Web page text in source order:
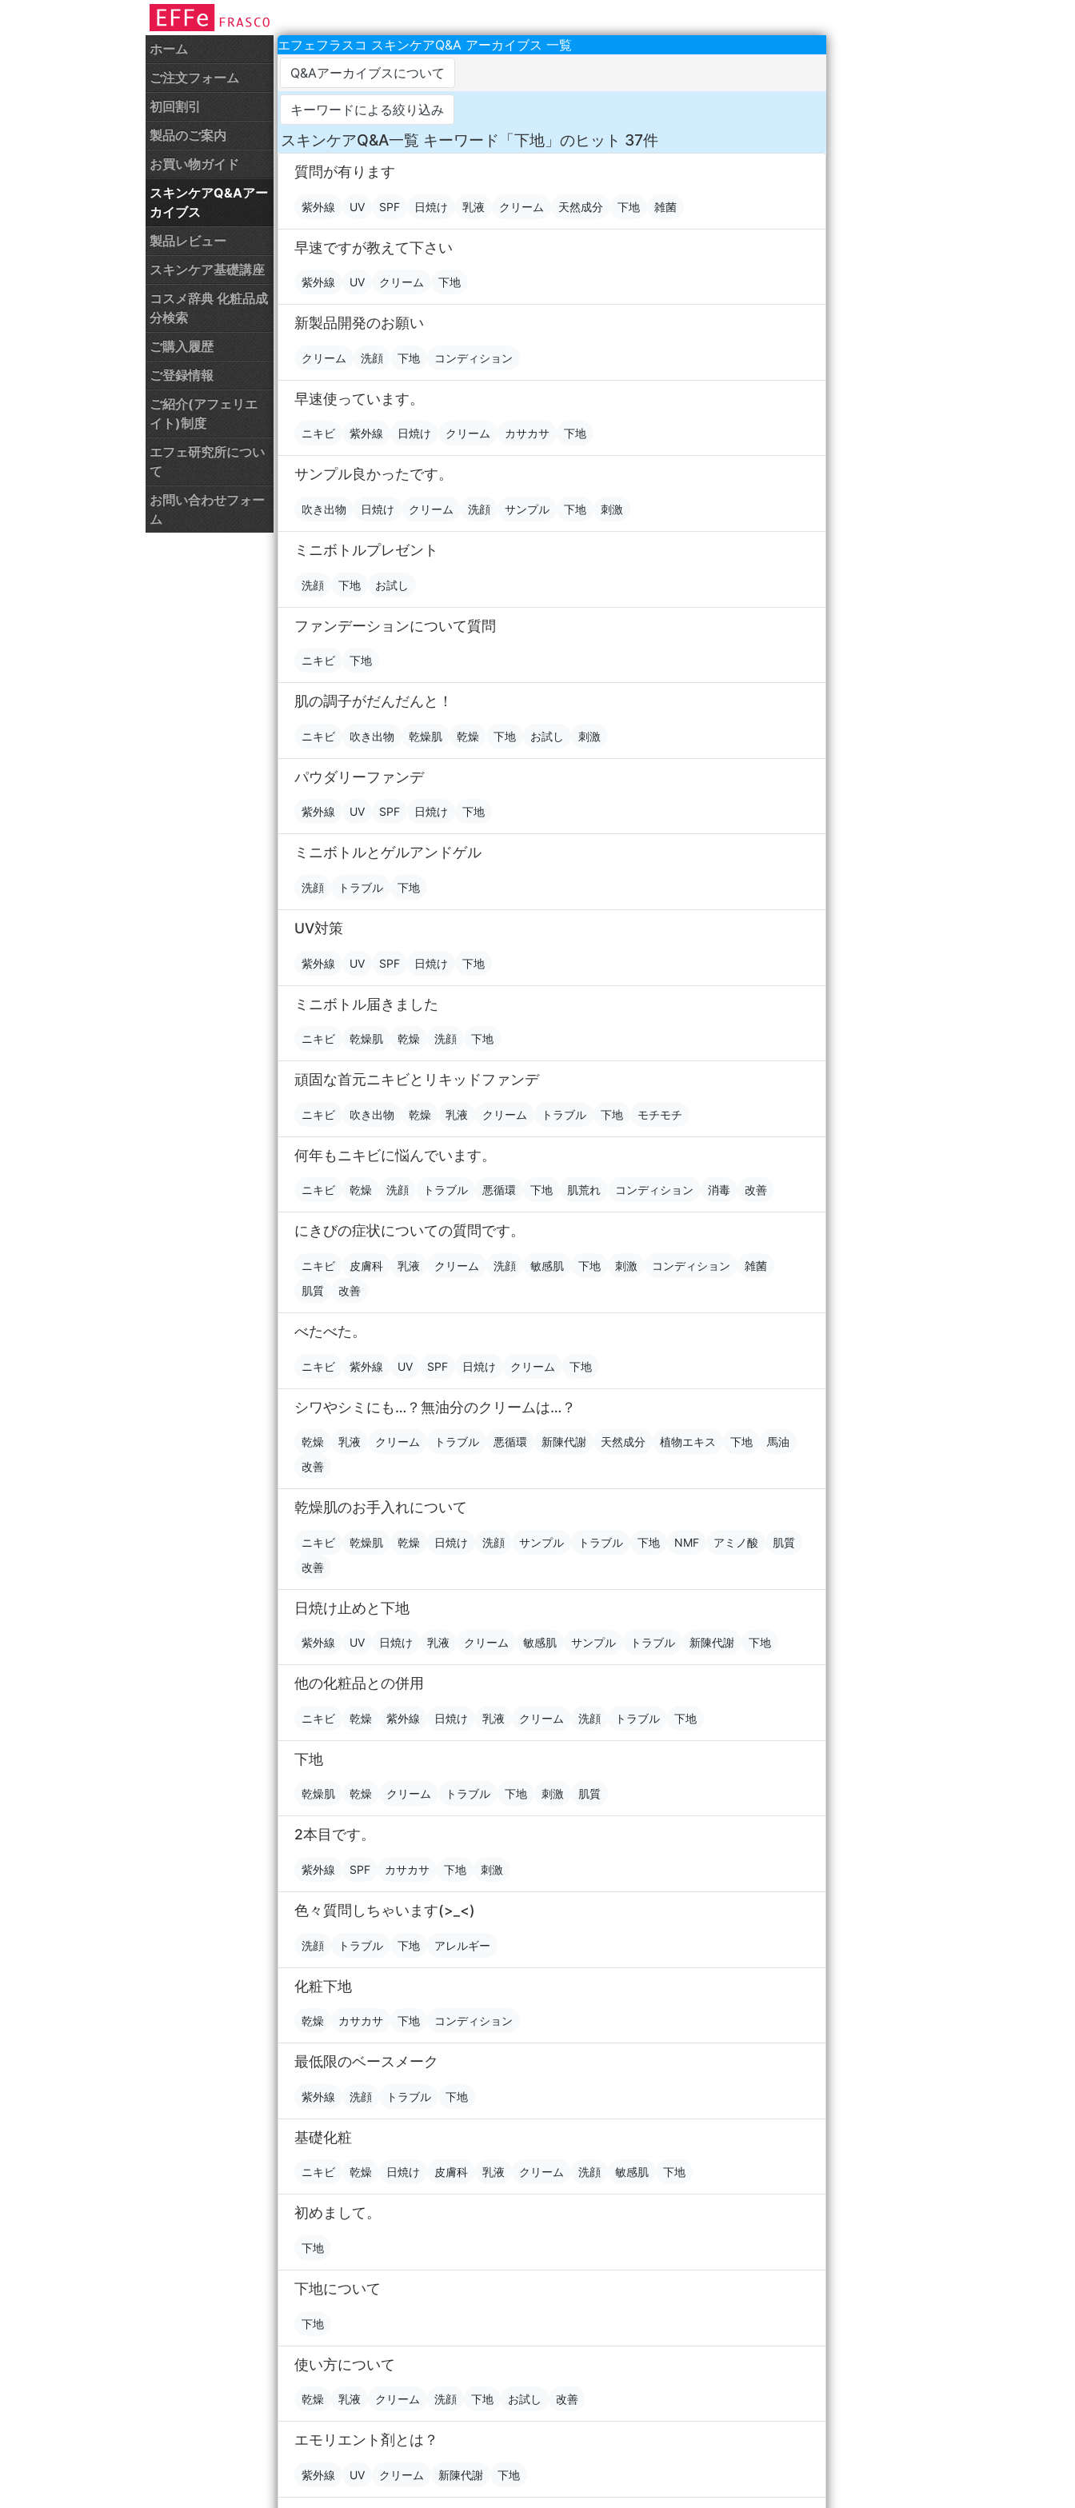
ホーム
ご注文フォーム
初回割引
製品のご案内
お買い物ガイド
スキンケアQ&Aアー
カイブス
製品レビュー
スキンケア基礎講座
コスメ辞典 化粧品成
分検索
ご購入履歴
ご登録情報
ご紹介(アフェリエ
イト)制度
エフェ研究所につい
て
お問い合わせフォー
ム
エフェフラスコ スキンケアQ&A アーカイブス 一覧
Q&Aアーカイブスについて
キーワードによる絞り込み
スキンケアQ&A一覧 キーワード「下地」のヒット 37件
質問が有ります
紫外線 UV SPF 日焼け 乳液 クリーム 天然成分 下地 雑菌
早速ですが教えて下さい
紫外線 UV クリーム 下地
新製品開発のお願い
クリーム 洗顔 下地 コンディション
早速使っています。
ニキビ 紫外線 日焼け クリーム カサカサ 下地
サンプル良かったです。
吹き出物 日焼け クリーム 洗顔 サンプル 下地 刺激
ミニボトルプレゼント
洗顔 下地 お試し
ファンデーションについて質問
ニキビ 下地
肌の調子がだんだんと！
ニキビ 吹き出物 乾燥肌 乾燥 下地 お試し 刺激
パウダリーファンデ
紫外線 UV SPF 日焼け 下地
ミニボトルとゲルアンドゲル
洗顔 トラブル 下地
UV対策
紫外線 UV SPF 日焼け 下地
ミニボトル届きました
ニキビ 乾燥肌 乾燥 洗顔 下地
頑固な首元ニキビとリキッドファンデ
ニキビ 吹き出物 乾燥 乳液 クリーム トラブル 下地 モチモチ
何年もニキビに悩んでいます。
ニキビ 乾燥 洗顔 トラブル 悪循環 下地 肌荒れ コンディション 消毒 改善
にきびの症状についての質問です。
ニキビ 皮膚科 乳液 クリーム 洗顔 敏感肌 下地 刺激 コンディション
雑菌
肌質
改善
べたべた。
ニキビ 紫外線 UV SPF 日焼け クリーム 下地
シワやシミにも…？無油分のクリームは…？
乾燥 乳液 クリーム トラブル 悪循環 新陳代謝 天然成分 植物エキス 下地
馬油
改善
乾燥肌のお手入れについて
ニキビ 乾燥肌 乾燥 日焼け 洗顔 サンプル トラブル 下地 NMF アミノ酸
肌質
改善
日焼け止めと下地
紫外線 UV 日焼け 乳液 クリーム 敏感肌 サンプル トラブル 新陳代謝 下地
他の化粧品との併用
ニキビ 乾燥 紫外線 日焼け 乳液 クリーム 洗顔 トラブル 下地
下地
乾燥肌 乾燥 クリーム トラブル 下地 刺激 肌質
2本目です。
紫外線 SPF カサカサ 下地 刺激
色々質問しちゃいます(>_<)
洗顔 トラブル 下地 アレルギー
化粧下地
乾燥 カサカサ 下地 コンディション
最低限のベースメーク
紫外線 洗顔 トラブル 下地
基礎化粧
ニキビ 乾燥 日焼け 皮膚科 乳液 クリーム 洗顔 敏感肌 下地
初めまして。
下地
下地について
下地
使い方について
乾燥 乳液 クリーム 洗顔 下地 お試し 改善
エモリエント剤とは？
紫外線 UV クリーム 新陳代謝 下地